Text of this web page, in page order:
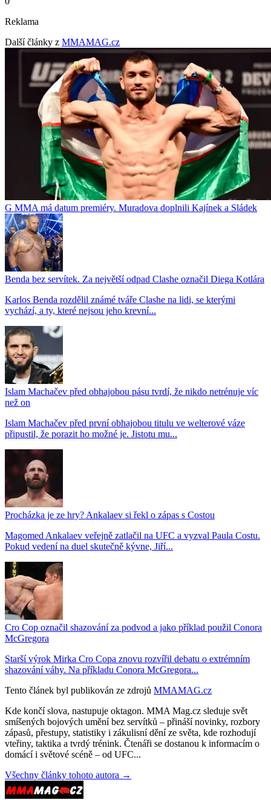
Reklama
Další články z MMAMAG.cz
G MMA má datum premiéry. Muradova doplnili Kajínek a Sládek
Benda bez servítek. Za největší odpad Clashe označil Diega Kotlára
Karlos Benda rozdělil známé tváře Clashe na lidi, se kterými
vychází, a ty, které nejsou jeho krevní...
Islam Machačev před obhajobou pásu tvrdí, že nikdo netrénuje víc
než on
Islam Machačev před první obhajobou titulu ve welterové váze
připustil, že porazit ho možné je. Jistotu mu...
Procházka je ze hry? Ankalaev si řekl o zápas s Costou
Magomed Ankalaev veřejně zatlačil na UFC a vyzval Paula Costu.
Pokud vedení na duel skutečně kývne, Jiří...
Cro Cop označil shazování za podvod a jako příklad použil Conora
McGregora
Starší výrok Mirka Cro Copa znovu rozvířil debatu o extrémním
shazování váhy. Na příkladu Conora McGregora...
Tento článek byl publikován ze zdrojů MMAMAG.cz
Kde končí slova, nastupuje oktagon. MMA Mag.cz sleduje svět
smíšených bojových umění bez servítků – přináší novinky, rozbory
zápasů, přestupy, statistiky i zákulisní dění ze světa, kde rozhodují
vteřiny, taktika a tvrdý trénink. Čtenáři se dostanou k informacím o
domácí i světové scéně – od UFC...
Všechny články tohoto autora →